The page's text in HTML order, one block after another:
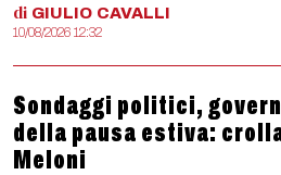
di GIULIO CAVALLI
10/08/2026 12:32
Sondaggi politici,
della pausa estiva:
Meloni